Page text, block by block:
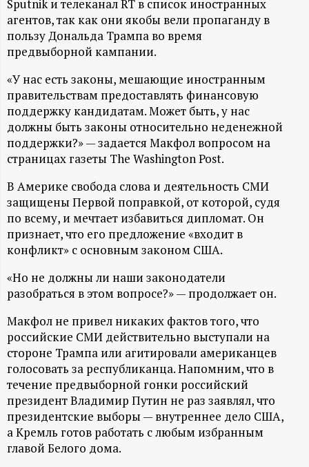
Н
-
и
н
ф
о
р
м
а
ц
и
о
н
н
Sputnik и телеканал RT в список иностранных
агентов, так как они якобы вели пропаганду в
пользу Дональда Трампа во время
предвыборной кампании.
«У нас есть законы, мешающие иностранным
правительствам предоставлять финансовую
поддержку кандидатам. Может быть, у нас
должны быть законы относительно неденежной
поддержки?» — задается Макфол вопросом на
страницах газеты The Washington Post.
В Америке свобода слова и деятельность СМИ
защищены Первой поправкой, от которой, судя
по всему, и мечтает избавиться дипломат. Он
признает, что его предложение «входит в
конфликт» с основным законом США.
«Но не должны ли наши законодатели
разобраться в этом вопросе?» — продолжает он.
Макфол не привел никаких фактов того, что
российские СМИ действительно выступали на
стороне Трампа или агитировали американцев
голосовать за республиканца. Напомним, что в
течение предвыборной гонки российский
президент Владимир Путин не раз заявлял, что
президентские выборы — внутреннее дело США,
а Кремль готов работать с любым избранным
главой Белого дома.